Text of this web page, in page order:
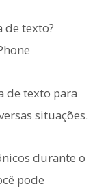
de texto para
situações.
durante o
pode